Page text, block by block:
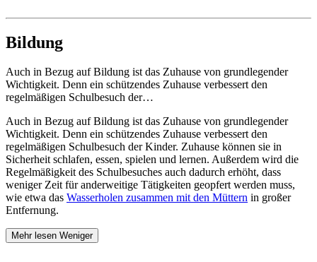
Bildung
Auch in Bezug auf Bildung ist das Zuhause von grundlegender
Wichtigkeit. Denn ein schützendes Zuhause verbessert den
regelmäßigen Schulbesuch der…
Auch in Bezug auf Bildung ist das Zuhause von grundlegender
Wichtigkeit. Denn ein schützendes Zuhause verbessert den
regelmäßigen Schulbesuch der Kinder. Zuhause können sie in
Sicherheit schlafen, essen, spielen und lernen. Außerdem wird die
Regelmäßigkeit des Schulbesuches auch dadurch erhöht, dass
weniger Zeit für anderweitige Tätigkeiten geopfert werden muss,
wie etwa das Wasserholen zusammen mit den Müttern in großer
Entfernung.
Mehr lesen Weniger